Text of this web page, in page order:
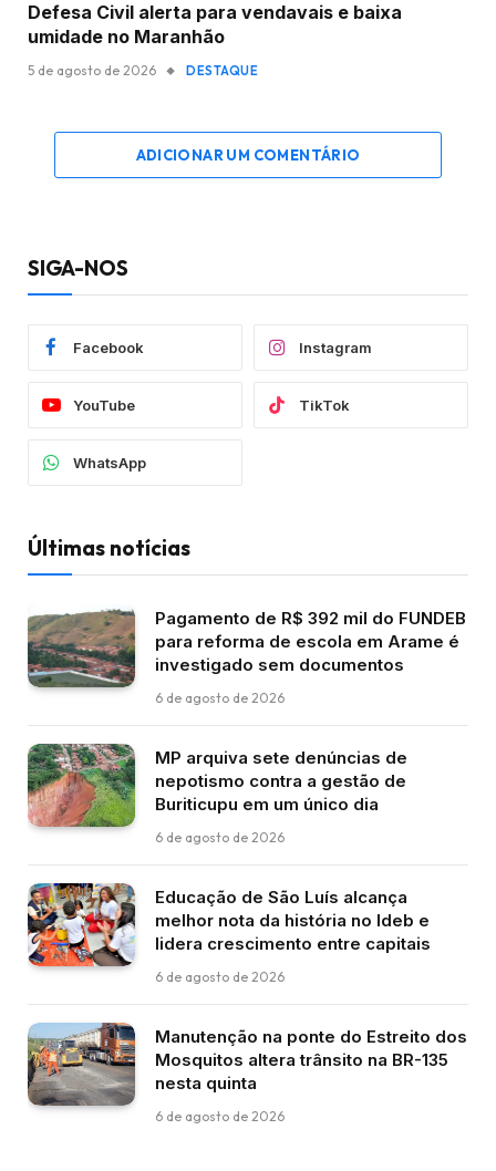
Defesa Civil alerta para vendavais e baixa
umidade no Maranhão
5 de agosto de 2026 DESTAQUE
ADICIONAR UM COMENTÁRIO
SIGA-NOS
Facebook Instagram
YouTube TikTok
WhatsApp
Últimas notícias
Pagamento de R$ 392 mil do FUNDEB
para reforma de escola em Arame é
investigado sem documentos
6 de agosto de 2026
MP arquiva sete denúncias de
nepotismo contra a gestão de
Buriticupu em um único dia
6 de agosto de 2026
Educação de São Luís alcança
melhor nota da história no Ideb e
lidera crescimento entre capitais
6 de agosto de 2026
Manutenção na ponte do Estreito dos
Mosquitos altera trânsito na BR-135
nesta quinta
6 de agosto de 2026